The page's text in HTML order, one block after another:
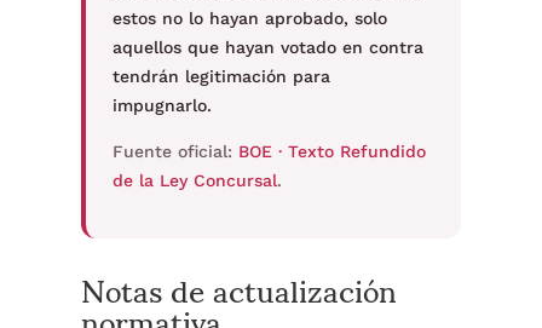
estos no lo hayan aprobado, solo
aquellos que hayan votado en contra
tendrán legitimación para
impugnarlo.
Fuente oficial: BOE · Texto Refundido
de la Ley Concursal.
Notas de actualización